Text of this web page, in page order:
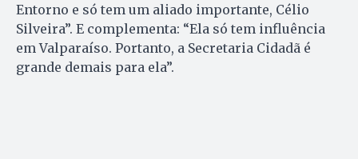
Entorno e só tem um aliado importante, Célio
Silveira”. E complementa: “Ela só tem influência
em Valparaíso. Portanto, a Secretaria Cidadã é
grande demais para ela”.